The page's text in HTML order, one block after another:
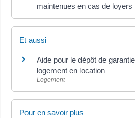
maintenues en cas de loyers
Et aussi
Aide pour le dépôt de
logement en location
Logement
Pour en savoir plus